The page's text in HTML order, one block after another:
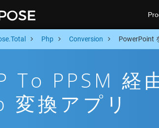
Php Conversion PowerPoint
To PPSM 経
変換アプリ